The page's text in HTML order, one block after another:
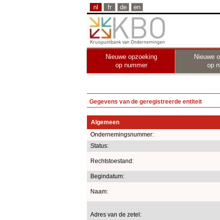
nl fr de en
Nieuwe opzoeking
op nummer
Nieuwe
op
Gegevens van de geregistreerde entiteit
Algemeen
Ondernemingsnummer:
Status:
Rechtstoestand:
Begindatum:
Naam:
Adres van de zetel: